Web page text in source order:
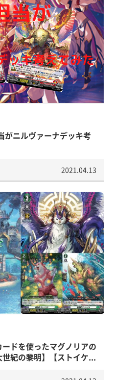
がニルヴァーナデッキ考
2021.04.13
ードを使ったマグノリアの
紀の黎明】【ストイケ...